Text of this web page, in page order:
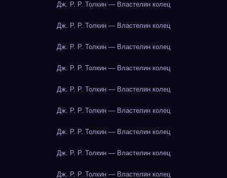
Дж. Р. Р. Толкин — Властелин колец
Дж. Р. Р. Толкин — Властелин колец
Дж. Р. Р. Толкин — Властелин колец
Дж. Р. Р. Толкин — Властелин колец
Дж. Р. Р. Толкин — Властелин колец
Дж. Р. Р. Толкин — Властелин колец
Дж. Р. Р. Толкин — Властелин колец
Дж. Р. Р. Толкин — Властелин колец
Дж. Р. Р. Толкин — Властелин колец